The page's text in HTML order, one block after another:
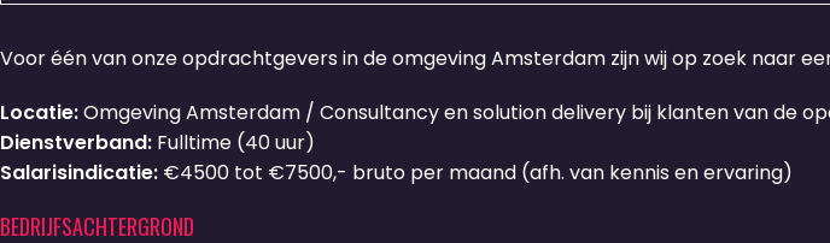
Voor één van onze opdrachtgevers in de omgeving Amsterdam zijn wij op zoek naar
Locatie:Omgeving Amsterdam / Consultancy en solution delivery bij klanten van de
Dienstverband: Fulltime (40 uur)
Salarisindicatie: €4500 tot €7500,- bruto per maand (afh. van kennis en ervaring)
BEDRIJFSACHTERGROND